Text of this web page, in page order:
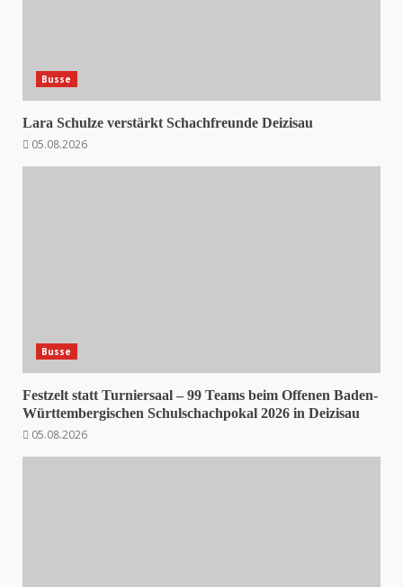
Busse
Lara Schulze verstärkt Schachfreunde Deizisau
05.08.2026
Busse
Festzelt statt Turniersaal – 99 Teams beim Offenen Baden-
Württembergischen Schulschachpokal 2026 in Deizisau
05.08.2026